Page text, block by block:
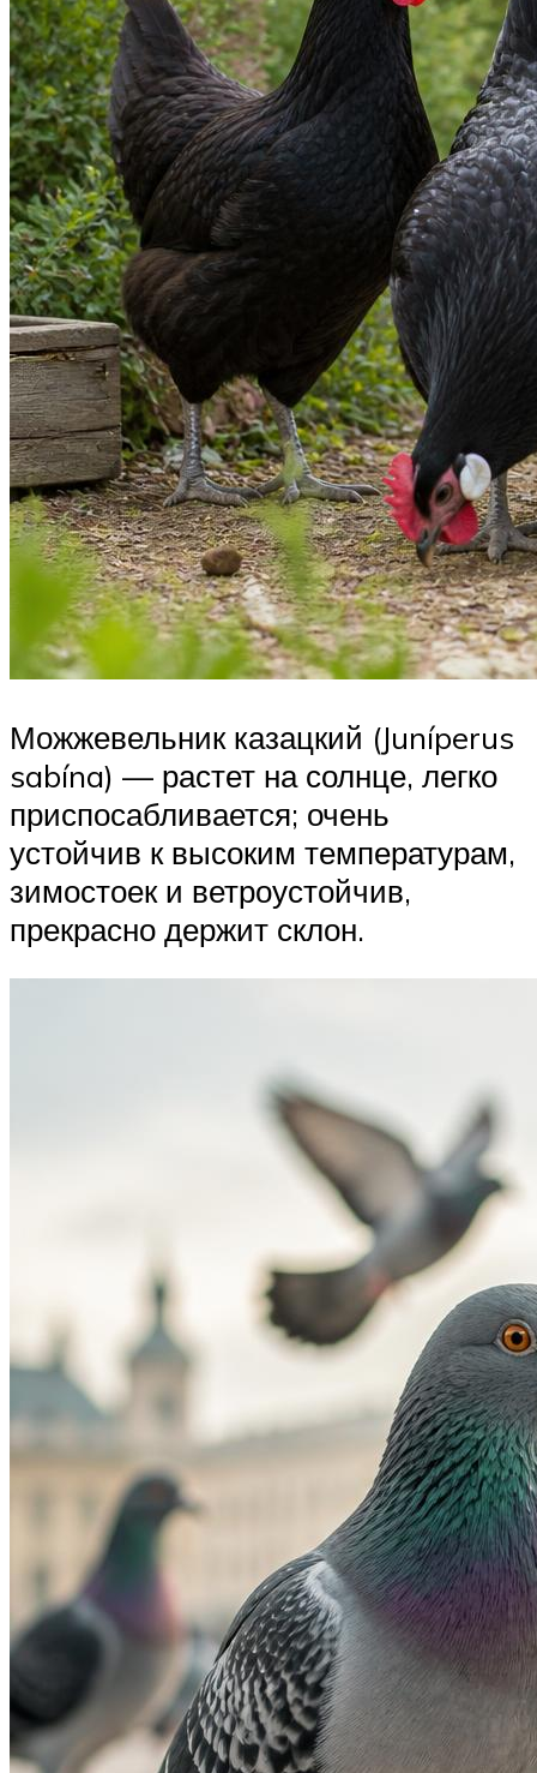
Можжевельник казацкий (Juníperus
sabína) — растет на солнце, легко
приспосабливается; очень
устойчив к высоким температурам,
зимостоек и ветроустойчив,
прекрасно держит склон.